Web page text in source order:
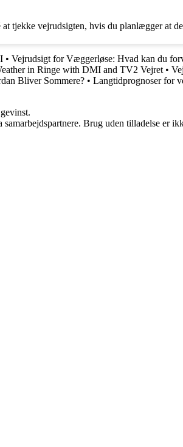
tjekke vejrudsigten, hvis du planlægger at
• Vejrudsigt for Væggerløse: Hvad kan du
in Ringe with DMI and TV2 Vejret •
Bliver Sommere? • Langtidprognoser for
Brug uden tilladelse er